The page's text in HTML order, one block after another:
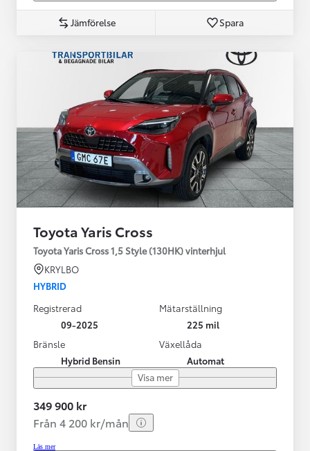
Jämförelse Spara
Toyota Yaris Cross
Toyota Yaris Cross 1,5 Style (130HK) vinterhjul
KRYLBO
HYBRID
Registrerad
09-2025
Mätarställning
225 mil
Bränsle
Hybrid Bensin
Växellåda
Automat
Visa mer
349 900 kr
Från 4 200 kr/mån
Läs mer